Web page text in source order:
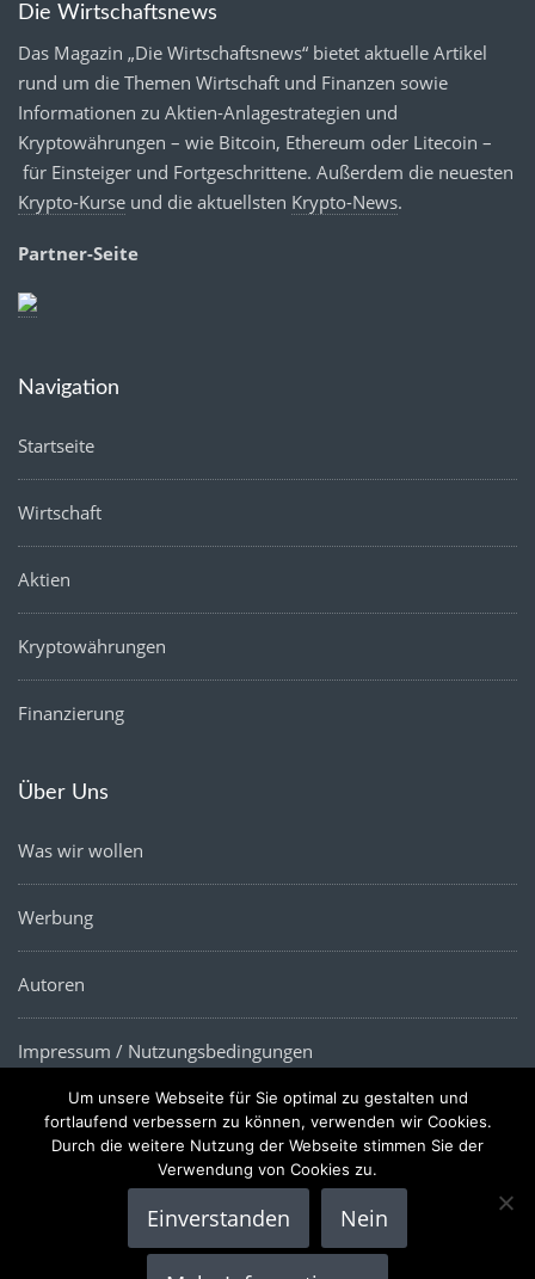
Die Wirtschaftsnews
Das Magazin „Die Wirtschaftsnews“ bietet aktuelle Artikel
rund um die Themen Wirtschaft und Finanzen sowie
Informationen zu Aktien-Anlagestrategien und
Kryptowährungen – wie Bitcoin, Ethereum oder Litecoin –
für Einsteiger und Fortgeschrittene. Außerdem die neuesten
Krypto-Kurse und die aktuellsten Krypto-News.
Partner-Seite
Navigation
Startseite
Wirtschaft
Aktien
Kryptowährungen
Finanzierung
Über Uns
Was wir wollen
Werbung
Autoren
Impressum / Nutzungsbedingungen
Datenschutz
Copyright © 2022 |Die Wirtschaftsnews- Alle Rechte
Um unsere Webseite für Sie optimal zu gestalten und
fortlaufend verbessern zu können, verwenden wir Cookies.
Durch die weitere Nutzung der Webseite stimmen Sie der
Verwendung von Cookies zu.
Einverstanden Nein